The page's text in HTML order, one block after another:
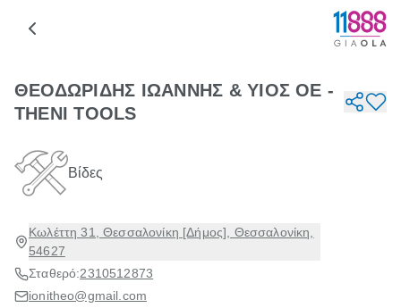
ΘΕΟΔΩΡΙΔΗΣ ΙΩΑΝΝΗΣ & ΥΙΟΣ ΟΕ -
THENI TOOLS
Βίδες
Κωλέττη 31, Θεσσαλονίκη [Δήμος], Θεσσαλονίκη,
54627
Σταθερό:2310512873
ionitheo@gmail.com